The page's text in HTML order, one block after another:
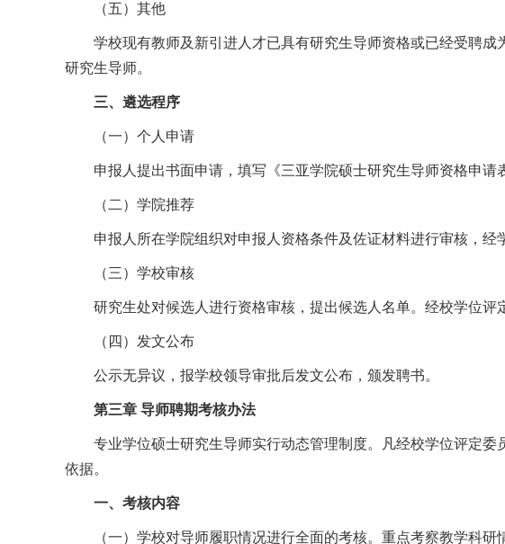
（五）其他
学校现有教师及新引进人才已具有研究生导师资格或已经受聘
研究生导师。
三、遴选程序
（一）个人申请
申报人提出书面申请，填写《三亚学院硕士研究生导师资格申请
（二）学院推荐
申报人所在学院组织对申报人资格条件及佐证材料进行审核，
（三）学校审核
研究生处对候选人进行资格审核，提出候选人名单。经校学位评
（四）发文公布
公示无异议，报学校领导审批后发文公布，颁发聘书。
第三章 导师聘期考核办法
专业学位硕士研究生导师实行动态管理制度。凡经校学位评定
依据。
一、考核内容
（一）学校对导师履职情况进行全面的考核。重点考察教学科研